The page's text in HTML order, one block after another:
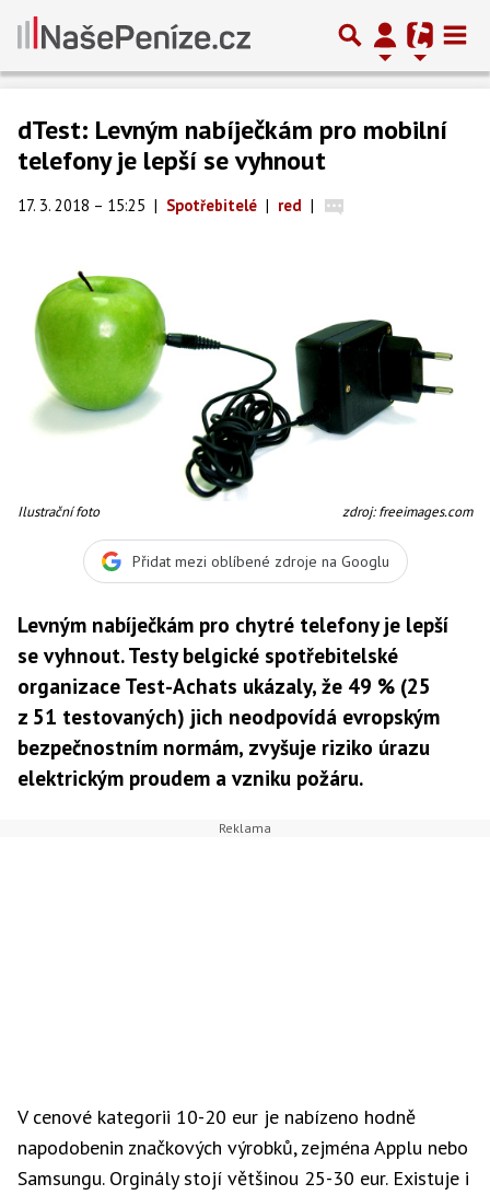
dTest: Levným nabíječkám pro mobilní
telefony je lepší se vyhnout
17. 3. 2018 – 15:25 | Spotřebitelé | red |
Ilustrační foto zdroj: freeimages.com
Přidat mezi oblíbené zdroje na Googlu
Levným nabíječkám pro chytré telefony je lepší
se vyhnout. Testy belgické spotřebitelské
organizace Test-Achats ukázaly, že 49 % (25
z 51 testovaných) jich neodpovídá evropským
bezpečnostním normám, zvyšuje riziko úrazu
elektrickým proudem a vzniku požáru.
V cenové kategorii 10-20 eur je nabízeno hodně
napodobenin značkových výrobků, zejména Applu nebo
Samsungu. Orginály stojí většinou 25-30 eur. Existuje i